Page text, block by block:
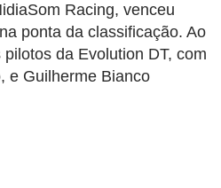
Racing, venceu
ponta da classificação. Ao
da Evolution DT, com
e Guilherme Bianco